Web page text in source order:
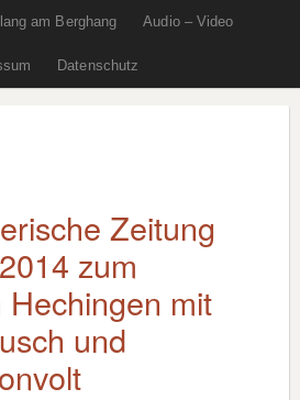
am Berghang Audio – Video
Datenschutz
Zeitung
zum
Hechingen mit
und